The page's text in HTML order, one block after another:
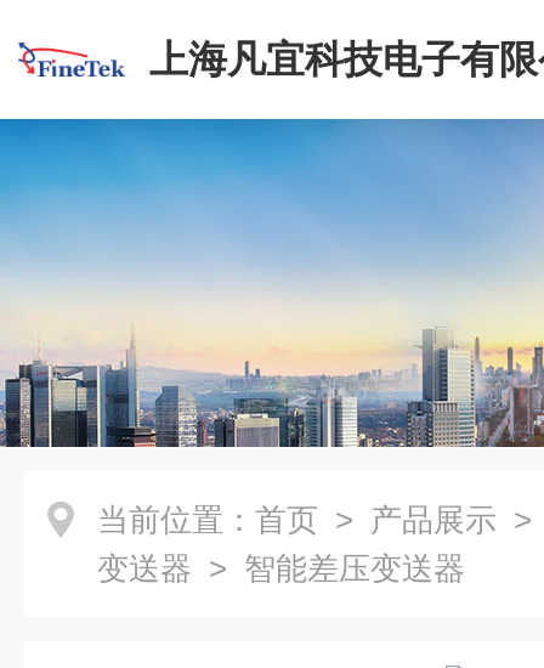
上海凡宜科技电子有
当前位置： 首页 > 产品展示
变送器 > 智能差压变送器